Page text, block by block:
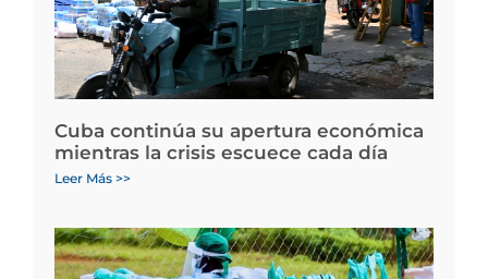
Cuba continúa su apertura económica
mientras la crisis escuece cada día
Leer Más >>